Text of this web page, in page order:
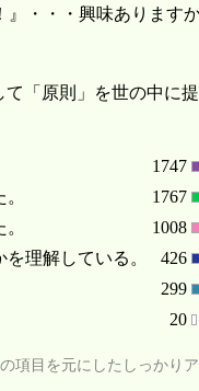
』・・・興味あります
「原則」を世の中に
1747
1767
1008
理解している。 426
299
20
項目を元にしたしっかりア